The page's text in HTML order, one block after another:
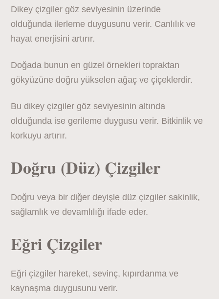
Dikey çizgiler göz seviyesinin üzerinde
olduğunda ilerleme duygusunu verir. Canlılık ve
hayat enerjisini artırır.
Doğada bunun en güzel örnekleri topraktan
gökyüzüne doğru yükselen ağaç ve çiçeklerdir.
Bu dikey çizgiler göz seviyesinin altında
olduğunda ise gerileme duygusu verir. Bitkinlik ve
korkuyu artırır.
Doğru (Düz) Çizgiler
Doğru veya bir diğer deyişle düz çizgiler sakinlik,
sağlamlık ve devamlılığı ifade eder.
Eğri Çizgiler
Eğri çizgiler hareket, sevinç, kıpırdanma ve
kaynaşma duygusunu verir.